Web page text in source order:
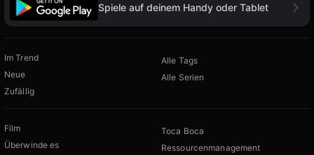
Spiele auf deinem Handy oder Tablet
Im Trend
Neue
Zufällig
Alle Tags
Alle Serien
Film
Überwinde es
Toca Boca
Ressourcenmanagement